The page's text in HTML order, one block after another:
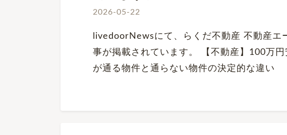
2026-05-22
livedoorNewsにて、らくだ不動産 不動産エ
事が掲載されています。 【不動産】100万円
が通る物件と通らない物件の決定的な違い